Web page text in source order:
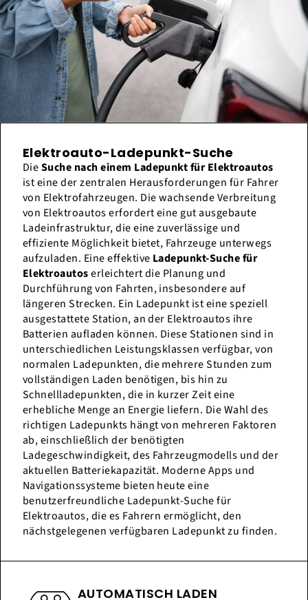
Elektroauto-Ladepunkt-Suche
DieSuche nach einem Ladepunkt für Elektroautos
ist eine der zentralen Herausforderungen für Fahrer
von Elektrofahrzeugen. Die wachsende Verbreitung
von Elektroautos erfordert eine gut ausgebaute
Ladeinfrastruktur, die eine zuverlässige und
effiziente Möglichkeit bietet, Fahrzeuge unterwegs
aufzuladen. Eine effektive Ladepunkt-Suche für
Elektroautoserleichtert die Planung und
Durchführung von Fahrten, insbesondere auf
längeren Strecken. Ein Ladepunkt ist eine speziell
ausgestattete Station, an der Elektroautos ihre
Batterien aufladen können. Diese Stationen sind in
unterschiedlichen Leistungsklassen verfügbar, von
normalen Ladepunkten, die mehrere Stunden zum
vollständigen Laden benötigen, bis hin zu
Schnellladepunkten, die in kurzer Zeit eine
erhebliche Menge an Energie liefern. Die Wahl des
richtigen Ladepunkts hängt von mehreren Faktoren
ab, einschließlich der benötigten
Ladegeschwindigkeit, des Fahrzeugmodells und der
aktuellen Batteriekapazität. Moderne Apps und
Navigationssysteme bieten heute eine
benutzerfreundliche Ladepunkt-Suche für
Elektroautos, die es Fahrern ermöglicht, den
nächstgelegenen verfügbaren Ladepunkt zu finden.
AUTOMATISCH LADEN